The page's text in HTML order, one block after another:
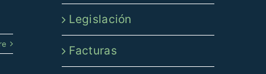
Legislación
Facturas